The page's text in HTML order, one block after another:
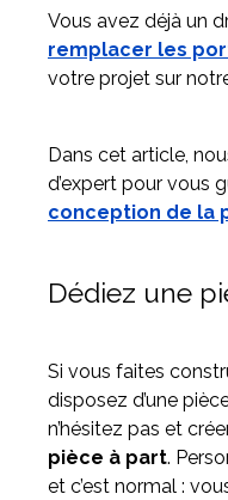
Vous avez déjà un
remplacer les
votre projet sur
Dans cet article,
d’expert pour vous
conception de la
Dédiez une
Si vous faites
disposez d’une
n’hésitez pas et
pièce à part.
et c’est normal :